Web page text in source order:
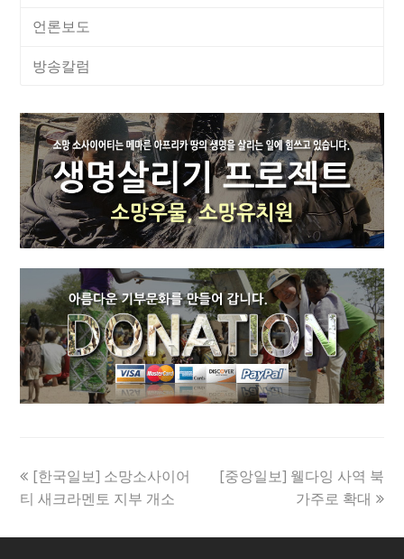
언론보도
방송칼럼
previous
post:
[한국일보] 소망소사이어
티 새크라멘토 지부 개소
next
[중앙일보] 웰다잉 사역 북
가주로 확대